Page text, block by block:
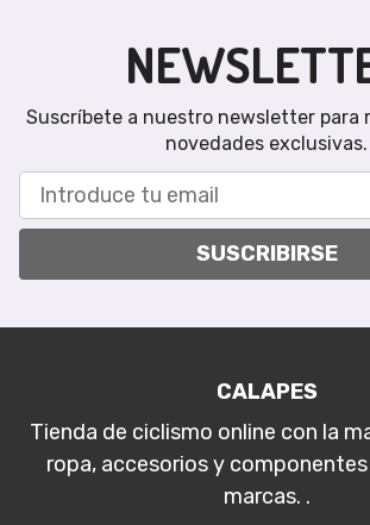
Suscríbete a nuestro newsletter para
novedades exclusivas.
SUSCRIBIRSE
CALAPES
Tienda de ciclismo online con la
ropa, accesorios y
marcas. .